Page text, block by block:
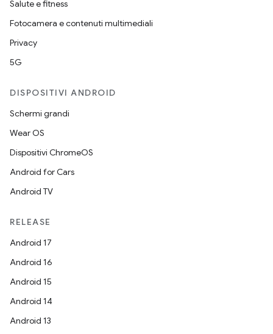
Salute e fitness
Fotocamera e contenuti multimediali
Privacy
5G
DISPOSITIVI ANDROID
Schermi grandi
Wear OS
Dispositivi ChromeOS
Android for Cars
Android TV
RELEASE
Android 17
Android 16
Android 15
Android 14
Android 13